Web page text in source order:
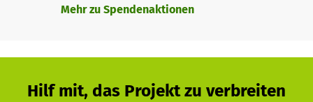
Mehr zu Spendenaktionen
Hilf mit, das Projekt zu verbreiten